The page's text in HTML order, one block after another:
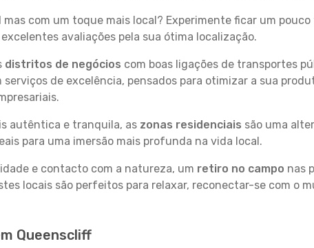
com um toque mais local? Experimente ficar um
avaliações pela sua ótima localização.
distritos de negócios com boas ligações de transportes
serviços de excelência, pensados para otimizar a sua
autêntica e tranquila, as zonas residenciais são uma
para uma imersão mais profunda na vida local.
e contacto com a natureza, um retiro no campo nas
locais são perfeitos para relaxar, reconectar-se com o
Queenscliff